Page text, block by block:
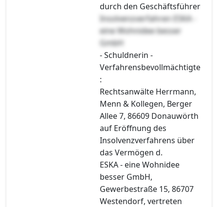
durch den Geschäftsführer
Insolvenzverfahren ESKA -
eine Wohnidee besser
GmbH
- Schuldnerin -
Verfahrensbevollmächtigte
:
Rechtsanwälte Herrmann,
Menn & Kollegen, Berger
Allee 7, 86609 Donauwörth
auf Eröffnung des
Insolvenzverfahrens über
das Vermögen d.
ESKA - eine Wohnidee
besser GmbH,
Gewerbestraße 15, 86707
Westendorf, vertreten